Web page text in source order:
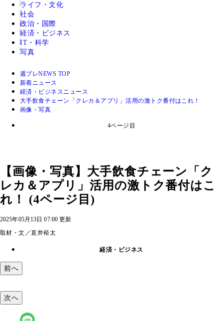
ライフ・文化
社会
政治・国際
経済・ビジネス
IT・科学
写真
週プレNEWS TOP
新着ニュース
経済・ビジネスニュース
大手飲食チェーン「クレカ＆アプリ」活用の激トク番付はこれ！
画像・写真
4ページ目
【画像・写真】大手飲食チェーン「ク
レカ＆アプリ」活用の激トク番付はこ
れ！ (4ページ目)
2025年05月13日 07:00 更新
取材・文／直井裕太
経済・ビジネス
前へ
次へ